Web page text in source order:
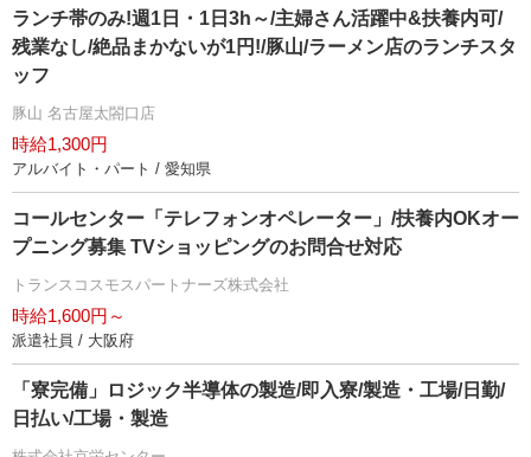
ランチ帯のみ!週1日・1日3h～/主婦さん活躍中&扶養内可/
残業なし/絶品まかないが1円!/豚山/ラーメン店のランチスタ
ッフ
豚山 名古屋太閤口店
時給1,300円
アルバイト・パート / 愛知県
コールセンター「テレフォンオペレーター」/扶養内OKオー
プニング募集 TVショッピングのお問合せ対応
トランスコスモスパートナーズ株式会社
時給1,600円～
派遣社員 / 大阪府
「寮完備」ロジック半導体の製造/即入寮/製造・工場/日勤/
日払い/工場・製造